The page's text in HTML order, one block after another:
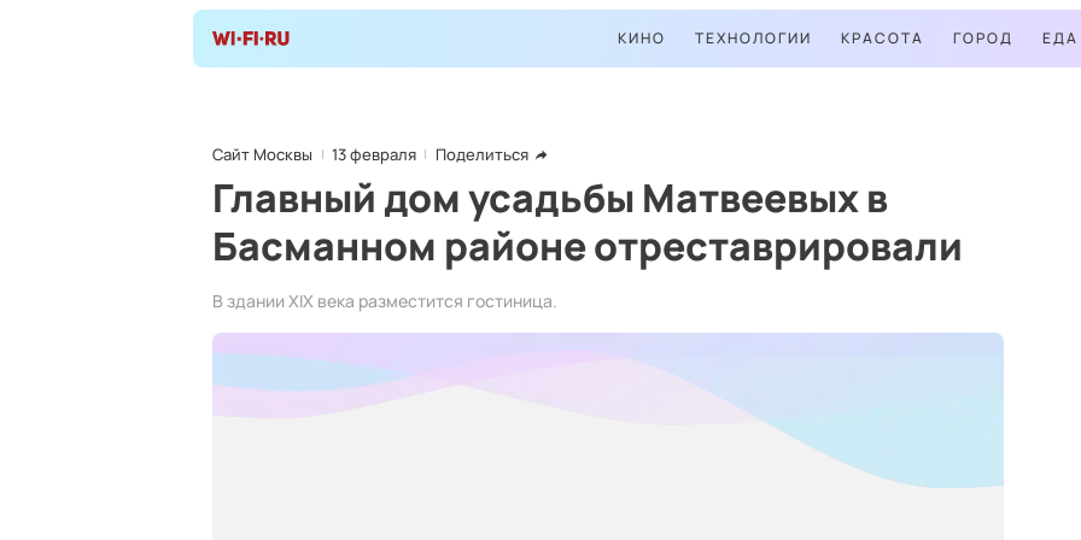
КИНО ТЕХНОЛОГИИ КРАСОТА ГОРОД ЕДА
Сайт Москвы 13 февраля Поделиться
Главный дом усадьбы Матвеевых в
Басманном районе отреставрировали
В здании XIX века разместится гостиница.